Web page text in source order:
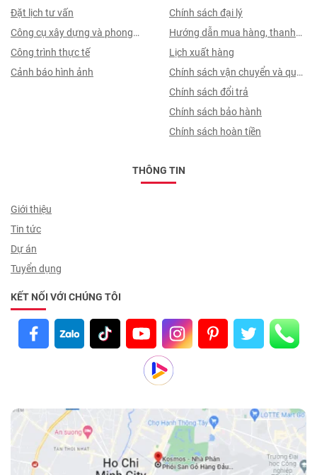
Đặt lịch tư vấn
Công cụ xây dựng và phong
thuỷ
Công trình thực tế
Cảnh báo hình ảnh
Chính sách đại lý
Hướng dẫn mua hàng, thanh
toán, quy trình ký hợp đồng
Lịch xuất hàng
Chính sách vận chuyển và quy
trình giao nhận
Chính sách đổi trả
Chính sách bảo hành
Chính sách hoàn tiền
THÔNG TIN
Giới thiệu
Tin tức
Dự án
Tuyển dụng
KẾT NỐI VỚI CHÚNG TÔI